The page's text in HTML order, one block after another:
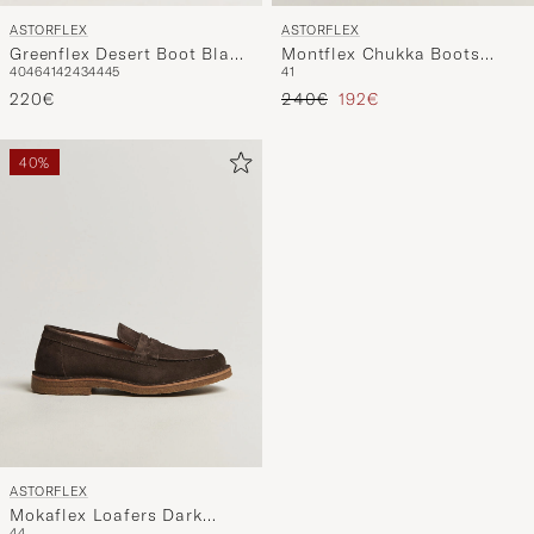
ASTORFLEX
Greenflex Desert Boot Black
Suede
40464142434445
220€
ASTORFLEX
Montflex Chukka Boots
Whiskey Suede
41
Regulärer Preis
240€ Reduzierter Preis
192€
40%
ASTORFLEX
Mokaflex Loafers Dark